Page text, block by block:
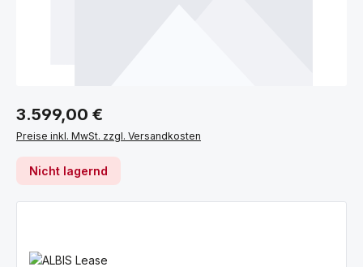
Regulärer Preis:
3.599,00 €
Preise inkl. MwSt. zzgl. Versandkosten
Nicht lagernd